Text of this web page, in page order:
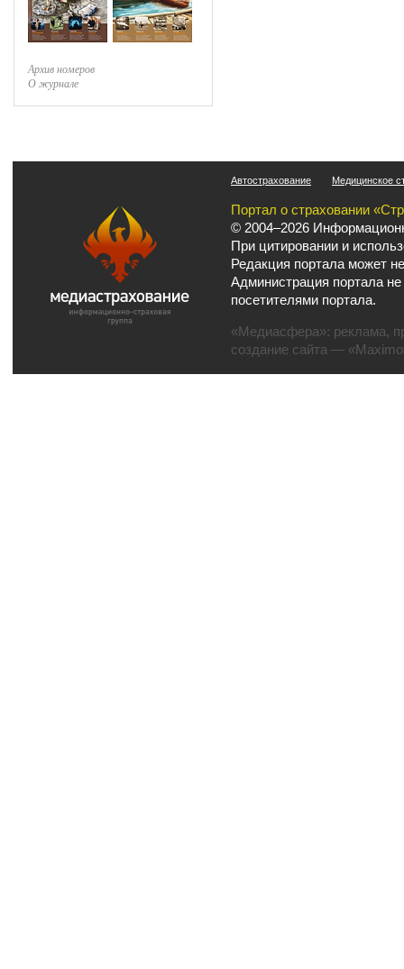
Архив номеров
О журнале
Автострахование Медицинское
Портал о страховании
© 2004–2026
При цитировании и
Редакция портала может
Администрация портала
посетителями портала.
«Медиасфера»: реклама,
создание сайта —